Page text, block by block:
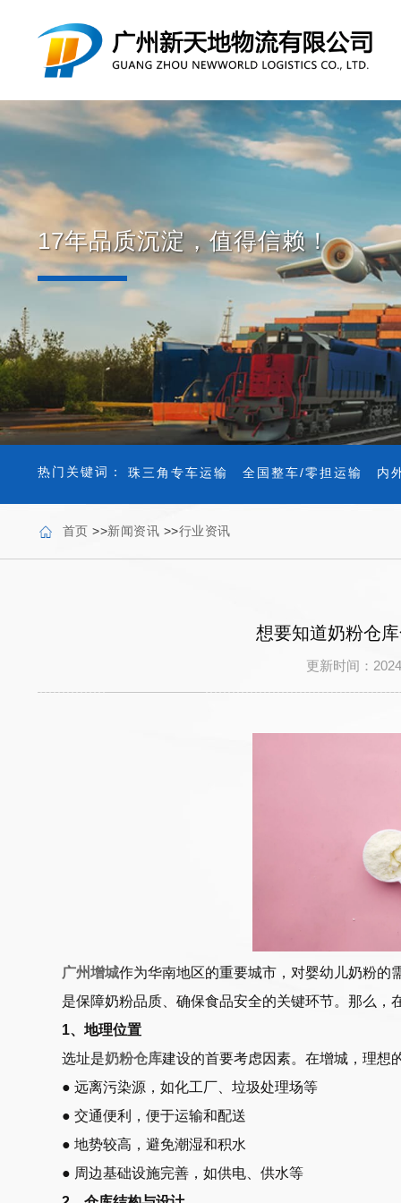
17年品质沉淀，值得信赖！
热门关键词： 珠三角专车运输 全国整车/零担运输 内
首页 >>新闻资讯 >>行业资讯
想要知道奶粉仓
更新时间：
广州增城作为华南地区的重要城市，对婴幼儿奶粉的
是保障奶粉品质、确保食品安全的关键环节。那么，
1、地理位置
选址是奶粉仓库建设的首要考虑因素。在增城，理想
● 远离污染源，如化工厂、垃圾处理场等
● 交通便利，便于运输和配送
● 地势较高，避免潮湿和积水
● 周边基础设施完善，如供电、供水等